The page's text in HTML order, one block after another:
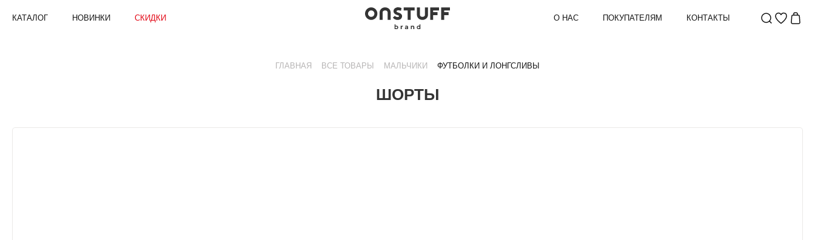
КАТАЛОГ НОВИНКИ СКИДКИ О НАС ПОКУПАТЕЛЯМ КОНТАКТЫ
—
ГЛАВНАЯ ВСЕ ТОВАРЫ МАЛЬЧИКИ ФУТБОЛКИ И ЛОНГСЛИВЫ
ШОРТЫ